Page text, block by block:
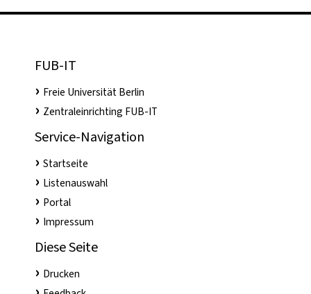
FUB-IT
Freie Universität Berlin
Zentraleinrichting FUB-IT
Service-Navigation
Startseite
Listenauswahl
Portal
Impressum
Diese Seite
Drucken